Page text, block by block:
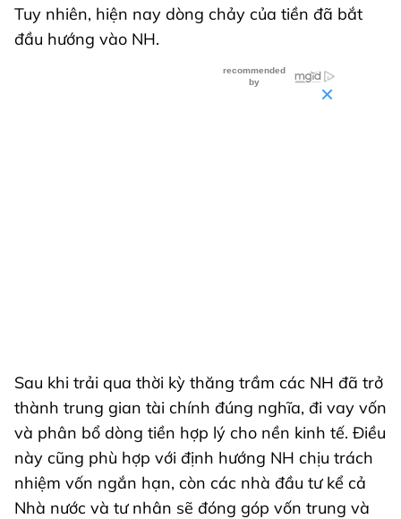
Tuy nhiên, hiện nay dòng chảy của tiền đã bắt
đầu hướng vào NH.
Sau khi trải qua thời kỳ thăng trầm các NH đã trở
thành trung gian tài chính đúng nghĩa, đi vay vốn
và phân bổ dòng tiền hợp lý cho nền kinh tế. Điều
này cũng phù hợp với định hướng NH chịu trách
nhiệm vốn ngắn hạn, còn các nhà đầu tư kể cả
Nhà nước và tư nhân sẽ đóng góp vốn trung và